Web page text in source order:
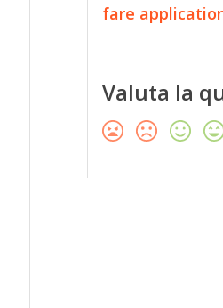
fare
Valuta la